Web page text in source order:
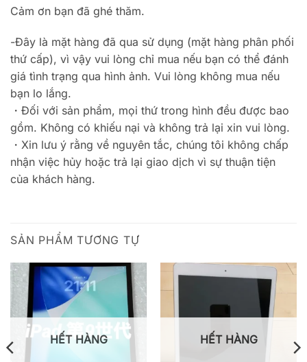
Cảm ơn bạn đã ghé thăm.
-Đây là mặt hàng đã qua sử dụng (mặt hàng phân phối
thứ cấp), vì vậy vui lòng chỉ mua nếu bạn có thể đánh
giá tình trạng qua hình ảnh. Vui lòng không mua nếu
bạn lo lắng.
・Đối với sản phẩm, mọi thứ trong hình đều được bao
gồm. Không có khiếu nại và không trả lại xin vui lòng.
・Xin lưu ý rằng về nguyên tắc, chúng tôi không chấp
nhận việc hủy hoặc trả lại giao dịch vì sự thuận tiện
của khách hàng.
SẢN PHẨM TƯƠNG TỰ
HẾT HÀNG HẾT HÀNG